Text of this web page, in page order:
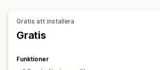
Gratis att installera
Gratis
Funktioner